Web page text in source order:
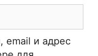
email и адрес